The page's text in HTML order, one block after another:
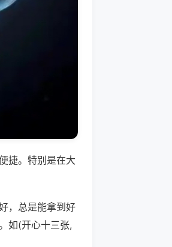
捷。特别是在大
，总是能拿到好
如(开心十三张,